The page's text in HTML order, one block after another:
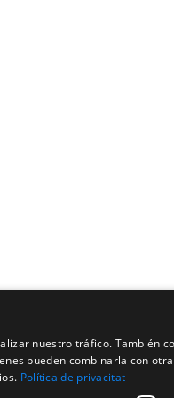
nuestro tráfico. También
pueden combinarla con
Política de privacitat